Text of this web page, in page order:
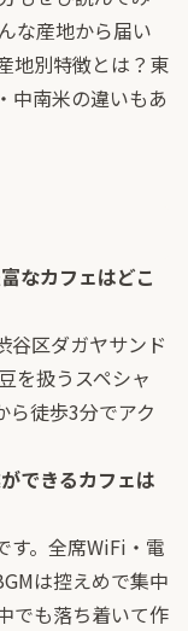
な産地から届い
地別特徴とは？東
中南米の違いもあ
なカフェはどこ
谷区ダガヤサンド
を扱うスペシャ
ら徒歩3分でアク
できるカフェは
す。全席WiFi・電
は控えめで集中
でも落ち着いて作